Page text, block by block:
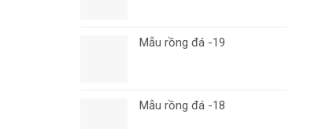
Mẫu rồng đá -19
Mẫu rồng đá -18